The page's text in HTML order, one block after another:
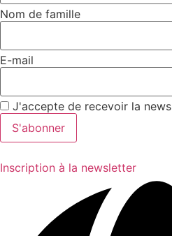
Nom de famille
E-mail
J'accepte de recevoir la
Inscription à la newsletter